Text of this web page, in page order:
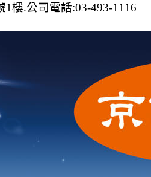
1樓.公司電話:03-493-1116